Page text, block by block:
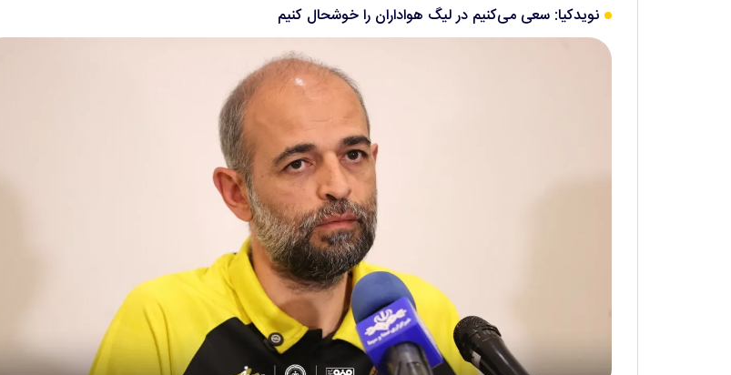
نویدکیا: سعی می‌کنیم در لیگ هواداران را خوشحال کنیم